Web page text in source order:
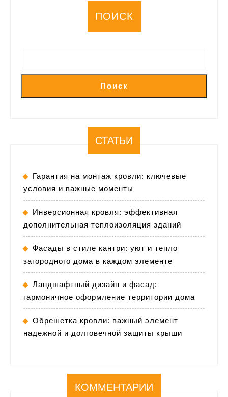
ПОИСК
Поиск
СТАТЬИ
Гарантия на монтаж кровли: ключевые
условия и важные моменты
Инверсионная кровля: эффективная
дополнительная теплоизоляция зданий
Фасады в стиле кантри: уют и тепло
загородного дома в каждом элементе
Ландшафтный дизайн и фасад:
гармоничное оформление территории дома
Обрешетка кровли: важный элемент
надежной и долговечной защиты крыши
КОММЕНТАРИИ